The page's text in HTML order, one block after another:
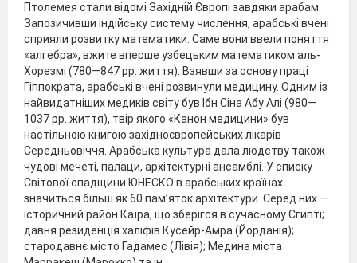
Птолемея стали відомі Західній Європі завдяки арабам.
Запозичивши індійську систему числення, арабські вчені
сприяли розвитку математики. Саме вони ввели поняття
«алгебра», вжите вперше узбецьким математиком аль-
Хорезмі (780—847 рр. життя). Взявши за основу праці
Гіппократа, арабські вчені розвинули медицину. Одним із
найвидатніших медиків світу був Ібн Сіна Абу Алі (980—
1037 рр. життя), твір якого «Канон медицини» був
настільною книгою західноєвропейських лікарів
Середньовіччя. Арабська культура дала людству також
чудові мечеті, палаци, архітектурні ансамблі. У списку
Світової спадщини ЮНЕСКО в арабських країнах
значиться більш як 60 пам’яток архітектури. Серед них —
історичний район Каїра, що зберігся в сучасному Єгипті;
давня резиденція халіфів Кусейр-Амра (Йорданія);
стародавнє місто Гадамес (Лівія); Медина міста